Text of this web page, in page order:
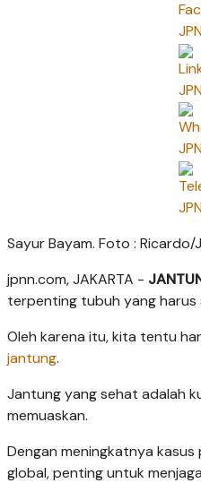
Sayur Bayam. Foto : Ricardo/
jpnn.com, JAKARTA -
terpenting tubuh yang harus
Oleh karena itu, kita tentu
jantung.
Jantung yang sehat adalah
memuaskan.
Dengan meningkatnya
global, penting untuk